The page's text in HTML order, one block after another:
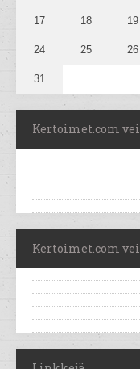
17 18 19
24 25 26
31
Kertoimet.com
Kertoimet.com